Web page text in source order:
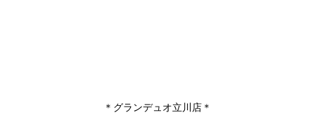
＊グランデュオ立川店＊